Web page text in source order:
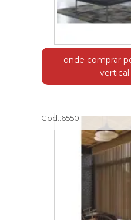
onde comprar
Cod.:6550